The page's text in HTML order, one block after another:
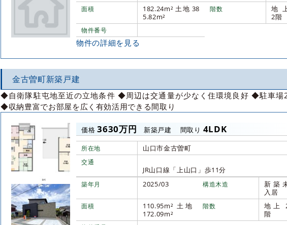
面積
182.24m² 土地 38
5.82m²
階数
地
2階
物件番号
物件の詳細を見る
金古曽町新築戸建
◆自衛隊駐屯地至近の立地条件 ◆周辺は交通量が少なく住環境良好 ◆駐車場
◆収納豊富でお部屋を広く有効活用できる間取り
価格 3630万円 新築戸建 間取り 4LDK
所在地 山口市金古曽町
交通
JR山口線「上山口」歩11分
築年月 2025/03 構造木造
新築
入居
面積
110.95m² 土地
172.09m²
階数
地上
階